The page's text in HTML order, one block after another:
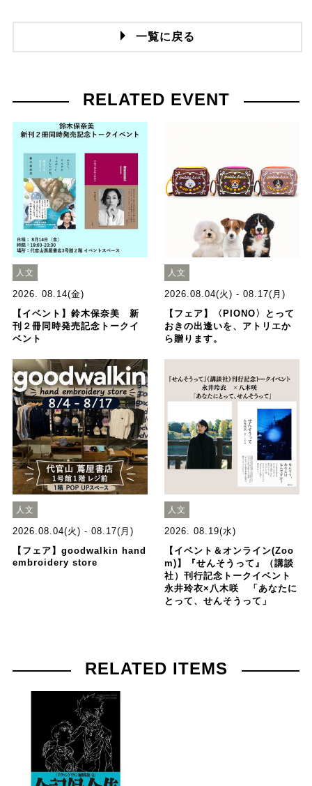
一覧に戻る
RELATED EVENT
人文
2026. 08.14(金)
【イベント】鈴木保奈美 新
刊２冊同時発売記念トークイ
ベント
人文
2026.08.04(火) - 08.17(月)
【フェア】〈PIONO〉とって
おきの出逢いを、アトリエか
ら贈ります。
人文
2026.08.04(火) - 08.17(月)
【フェア】goodwalkin hand
embroidery store
人文
2026. 08.19(水)
【イベント＆オンライン(Zoo
m)】『せんそうって』（講談
社）刊行記念トークイベント
永井玲衣×八木咲 「あなたに
とって、せんそうって」
RELATED ITEMS